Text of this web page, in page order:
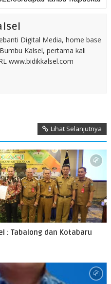
Digital Media, home base
Kalsel, pertama kali
www.bidikkalsel.com
Lihat Selanjutnya
: Tabalong dan Kotabaru